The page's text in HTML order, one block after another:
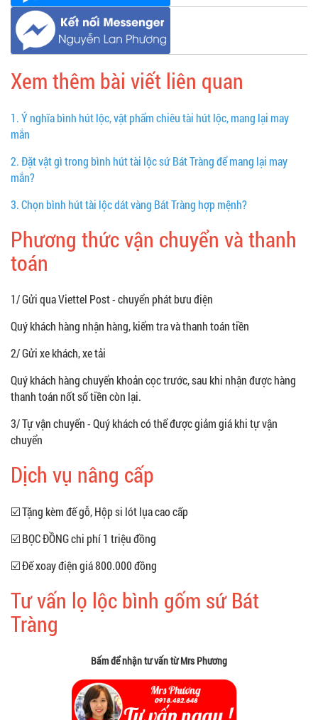
Xem thêm bài viết liên quan
1.Ý nghĩa bình hút lộc, vật phẩm chiêu tài hút lộc, mang lại may
mắn
2.Đặt vật gì trong bình hút tài lộc sứ Bát Tràng để mang lại may
mắn?
3.Chọn bình hút tài lộc dát vàng Bát Tràng hợp mệnh?
Phương thức vận chuyển và thanh
toán
1/ Gửi qua Viettel Post - chuyển phát bưu điện
Quý khách hàng nhận hàng, kiểm tra và thanh toán tiền
2/ Gửi xe khách, xe tải
Quý khách hàng chuyển khoản cọc trước, sau khi nhận được hàng
thanh toán nốt số tiền còn lại.
3/ Tự vận chuyển - Quý khách có thể được giảm giá khi tự vận
chuyển
Dịch vụ nâng cấp
☑️ Tặng kèm đế gỗ, Hộp si lót lụa cao cấp
☑️ BỌC ĐỒNG chi phí 1 triệu đồng
☑️ Đế xoay điện giá 800.000 đồng
Tư vấn lọ lộc bình gốm sứ Bát
Tràng
Bấm để nhận tư vấn từ Mrs Phương